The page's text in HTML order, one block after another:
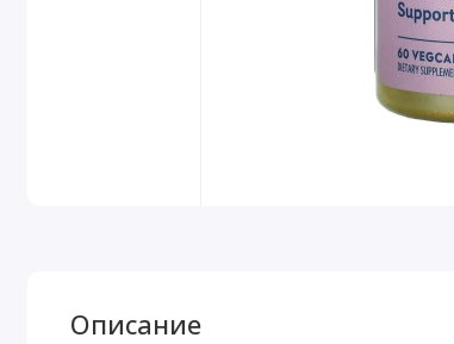
Описание